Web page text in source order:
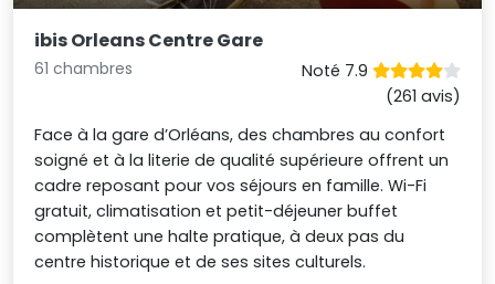
ibis Orleans Centre Gare
61 chambres
Noté 7.9
(261 avis)
Face à la gare d’Orléans, des chambres au confort
soigné et à la literie de qualité supérieure offrent un
cadre reposant pour vos séjours en famille. Wi-Fi
gratuit, climatisation et petit-déjeuner buffet
complètent une halte pratique, à deux pas du
centre historique et de ses sites culturels.